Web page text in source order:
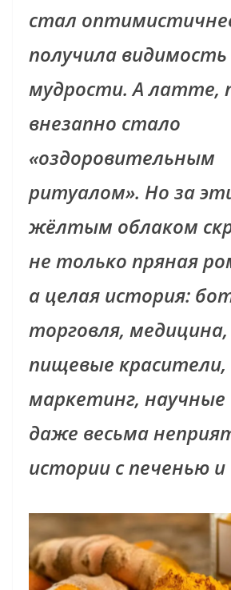
стал
получила
мудрости. А латте,
внезапно стало
«оздоровительным
ритуалом». Но за
жёлтым облаком
не только пряная
а целая история:
торговля, медицина,
пищевые красители,
маркетинг, научные
даже весьма
истории с печенью